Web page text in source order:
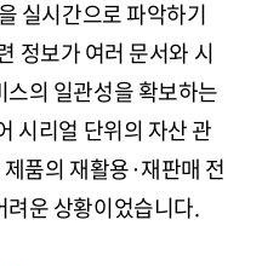
실시간으로 파악하기
정보가 여러 문서와 시
의 일관성을 확보하는
시리얼 단위의 자산 관
품의 재활용·재판매 전
운 상황이었습니다.